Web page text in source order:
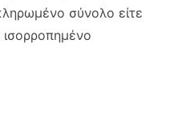
σύνολο είτε
ισορροπημένο